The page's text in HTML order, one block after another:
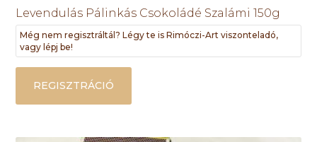
Levendulás Pálinkás Csokoládé Szalámi 150g
Még nem regisztráltál? Légy te is Rimóczi-Art viszonteladó,
vagy lépj be!
REGISZTRÁCIÓ